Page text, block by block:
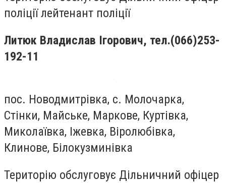
поліції лейтенант поліції
Литюк Владислав Ігорович, тел.(066)253-
192-11
пос. Новодмитрівка, с. Молочарка,
Стінки, Майське, Маркове, Куртівка,
Миколаївка, Іжевка, Віролюбівка,
Клинове, Білокузминівка
Територію обслуговує Дільничний офіцер